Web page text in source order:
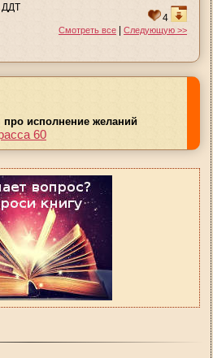
ДДТ
4
Смотреть все | Следующую >>
исполнение желаний
60